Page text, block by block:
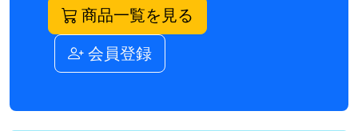
商品一覧を見る
会員登録